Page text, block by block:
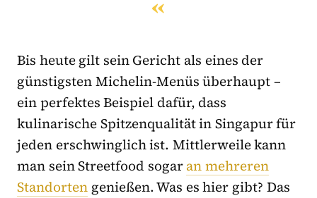
Bis heute gilt sein Gericht als eines der
günstigsten Michelin-Menüs überhaupt –
ein perfektes Beispiel dafür, dass
kulinarische Spitzenqualität in Singapur für
jeden erschwinglich ist. Mittlerweile kann
man sein Streetfood sogaran mehreren
Standorten genießen. Was es hier gibt? Das